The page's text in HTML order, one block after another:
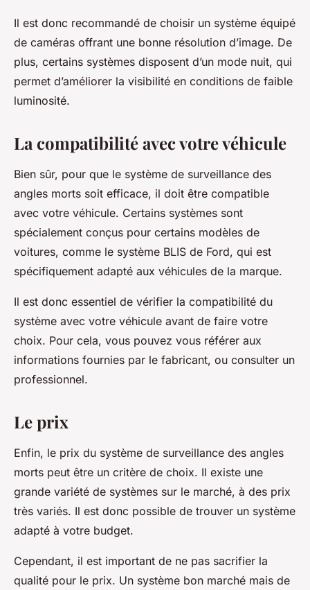
Il est donc recommandé de choisir un système équipé
de caméras offrant une bonne résolution d’image. De
plus, certains systèmes disposent d’un mode nuit, qui
permet d’améliorer la visibilité en conditions de faible
luminosité.
La compatibilité avec votre véhicule
Bien sûr, pour que le système de surveillance des
angles morts soit efficace, il doit être compatible
avec votre véhicule. Certains systèmes sont
spécialement conçus pour certains modèles de
voitures, comme le système BLIS de Ford, qui est
spécifiquement adapté aux véhicules de la marque.
Il est donc essentiel de vérifier la compatibilité du
système avec votre véhicule avant de faire votre
choix. Pour cela, vous pouvez vous référer aux
informations fournies par le fabricant, ou consulter un
professionnel.
Le prix
Enfin, le prix du système de surveillance des angles
morts peut être un critère de choix. Il existe une
grande variété de systèmes sur le marché, à des prix
très variés. Il est donc possible de trouver un système
adapté à votre budget.
Cependant, il est important de ne pas sacrifier la
qualité pour le prix. Un système bon marché mais de